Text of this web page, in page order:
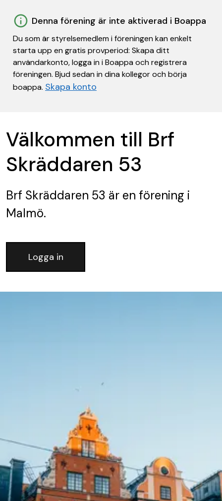
Denna förening är inte aktiverad i Boappa
Du som är styrelsemedlem i föreningen kan enkelt
starta upp en gratis provperiod: Skapa ditt
användarkonto, logga in i Boappa och registrera
föreningen. Bjud sedan in dina kollegor och börja
boappa. Skapa konto
Välkommen till Brf
Skräddaren 53
Brf Skräddaren 53 är en förening i
Malmö.
Logga in